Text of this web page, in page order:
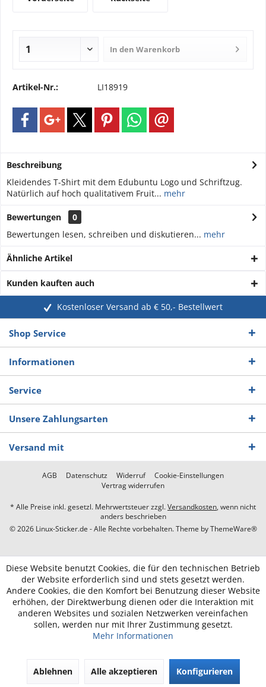
In den Warenkorb
Artikel-Nr.: LI18919
Beschreibung
Kleidendes T-Shirt mit dem Edubuntu Logo und Schriftzug.
Natürlich auf hoch qualitativem Fruit... mehr
Bewertungen
0
Bewertungen lesen, schreiben und diskutieren... mehr
Ähnliche Artikel
Kunden kauften auch
Kostenloser Versand ab € 50,- Bestellwert
Shop Service
Informationen
Service
Unsere Zahlungsarten
Versand mit
AGB Datenschutz Widerruf
Cookie-Einstellungen
Vertrag widerrufen
* Alle Preise inkl. gesetzl. Mehrwertsteuer zzgl.Versandkosten, wenn nicht
anders beschrieben
© 2026 Linux-Sticker.de - Alle Rechte vorbehalten. Theme byThemeWare®
Diese Website benutzt Cookies, die für den technischen Betrieb
der Website erforderlich sind und stets gesetzt werden.
Andere Cookies, die den Komfort bei Benutzung dieser Website
erhöhen, der Direktwerbung dienen oder die Interaktion mit
anderen Websites und sozialen Netzwerken vereinfachen
sollen, werden nur mit Ihrer Zustimmung gesetzt.
Mehr Informationen
Ablehnen Alle akzeptieren Konfigurieren